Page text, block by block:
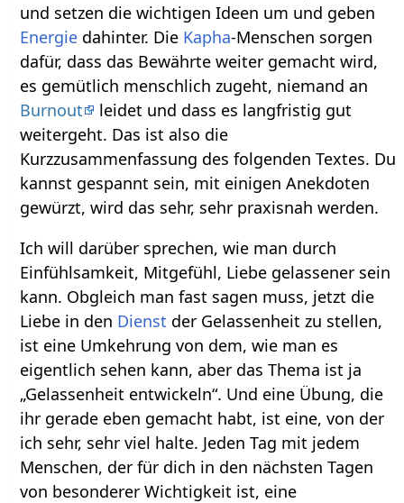
und setzen die wichtigen Ideen um und geben
Energie dahinter. Die Kapha-Menschen sorgen
dafür, dass das Bewährte weiter gemacht wird,
es gemütlich menschlich zugeht, niemand an
Burnout
leidet und dass es langfristig gut
weitergeht. Das ist also die
Kurzzusammenfassung des folgenden Textes. Du
kannst gespannt sein, mit einigen Anekdoten
gewürzt, wird das sehr, sehr praxisnah werden.
Ich will darüber sprechen, wie man durch
Einfühlsamkeit, Mitgefühl, Liebe gelassener sein
kann. Obgleich man fast sagen muss, jetzt die
Liebe in den Dienst der Gelassenheit zu stellen,
ist eine Umkehrung von dem, wie man es
eigentlich sehen kann, aber das Thema ist ja
„Gelassenheit entwickeln“. Und eine Übung, die
ihr gerade eben gemacht habt, ist eine, von der
ich sehr, sehr viel halte. Jeden Tag mit jedem
Menschen, der für dich in den nächsten Tagen
von besonderer Wichtigkeit ist, eine